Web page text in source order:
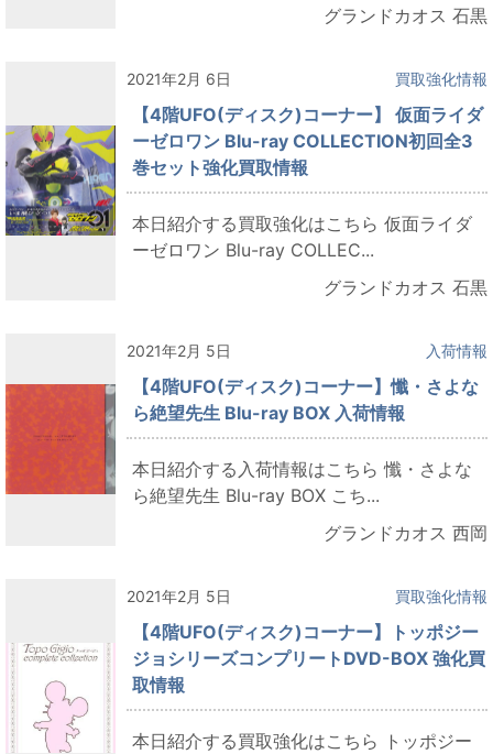
グランドカオス 石黒
2021年2月 6日 買取強化情報
【4階UFO(ディスク)コーナー】 仮面ライダ
ーゼロワン Blu-ray COLLECTION初回全3
巻セット強化買取情報
本日紹介する買取強化はこちら 仮面ライダ
ーゼロワン Blu-ray COLLEC...
グランドカオス 石黒
2021年2月 5日 入荷情報
【4階UFO(ディスク)コーナー】懺・さよな
ら絶望先生 Blu-ray BOX 入荷情報
本日紹介する入荷情報はこちら 懺・さよな
ら絶望先生 Blu-ray BOX こち...
グランドカオス 西岡
2021年2月 5日 買取強化情報
【4階UFO(ディスク)コーナー】トッポジー
ジョシリーズコンプリートDVD-BOX 強化買
取情報
本日紹介する買取強化はこちら トッポジー